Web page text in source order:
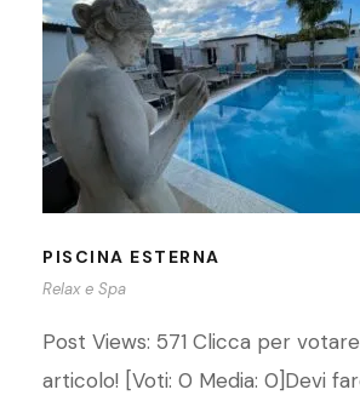
PISCINA ESTERNA
PISCINA ESTERNA
Relax e Spa
Post Views: 571 Clicca per
articolo! [Voti: 0 Media: 0]Devi